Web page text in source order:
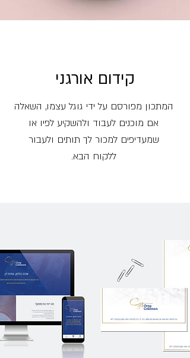
קידום אורגני
המתכון מפורסם על ידי גוגל עצמו, השאלה
אם מוכנים לעבוד ולהשקיע לפיו או
שמעדיפים למכור לך תותים ולעבור
ללקוח הבא.